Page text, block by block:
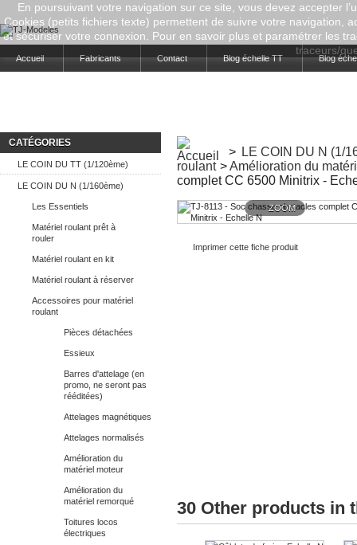
Accueil Fabricants Contact Blog échelle TT Blog
CATÉGORIES
LE COIN DU TT (1/120ème)
LE COIN DU N (1/160ème)
Les Essentiels
Matériel roulant prêt à
rouler
Matériel roulant en kit
Matériel roulant à réserver
Accessoires pour matériel
roulant
Pièces détachées
Essieux
Barres d'attelage (en
promo, ne seront pas
rééditées)
Attelages magnétiques
Attelages normalisés
Amélioration du
matériel moteur
Amélioration du
matériel remorqué
Toitures locos
électriques
> LE COIN DU N (1/
roulant >Amélioration du
complet CC 6500 Minitrix -
ZOOM
Imprimer cette fiche produit
30 Other products in
En poursuivant votre navigation sur ce site, vous devez accepter
Cookies (petits fichiers texte) permettent de suivre votre navigation,
et sécuriser votre connexion. Pour en savoir plus et paramétrer les
traceurs/